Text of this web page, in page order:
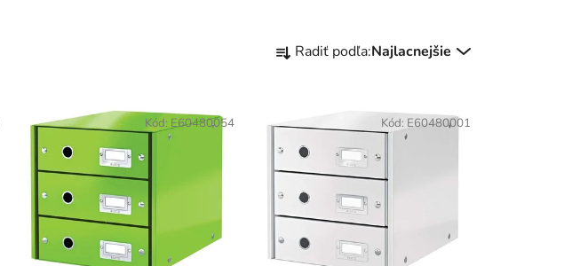
a
n
i
e
p
r
o
Radiť podľa:Najlacnejšie
Kód: E60480054 Kód: E60480001